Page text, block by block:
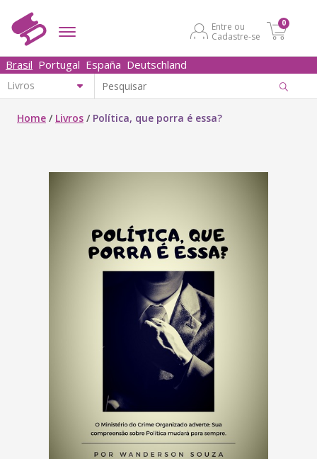
Entre ou
Cadastre-se
0
Brasil Portugal España Deutschland
Home / Livros / Política, que porra é essa?